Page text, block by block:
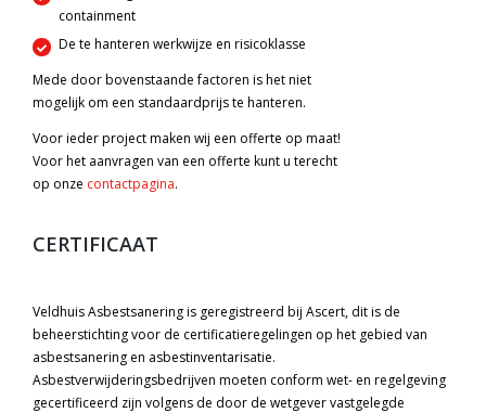
containment
De te hanteren werkwijze en risicoklasse
Mede door bovenstaande factoren is het niet
mogelijk om een standaardprijs te hanteren.
Voor ieder project maken wij een offerte op maat!
Voor het aanvragen van een offerte kunt u terecht
op onze contactpagina.
CERTIFICAAT
Veldhuis Asbestsanering is geregistreerd bij Ascert, dit is de
beheerstichting voor de certificatieregelingen op het gebied van
asbestsanering en asbestinventarisatie.
Asbestverwijderingsbedrijven moeten conform wet- en regelgeving
gecertificeerd zijn volgens de door de wetgever vastgelegde